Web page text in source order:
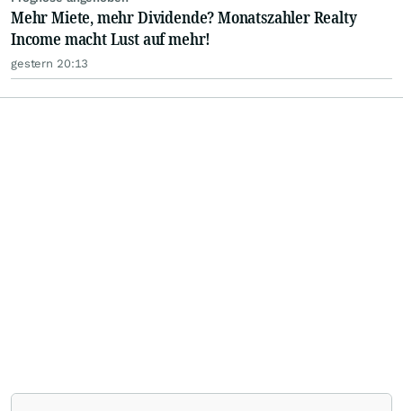
Mehr Miete, mehr Dividende? Monatszahler Realty
Income macht Lust auf mehr!
gestern 20:13